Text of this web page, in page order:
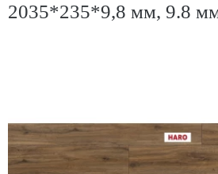
2035*235*9,8 мм, 9.8